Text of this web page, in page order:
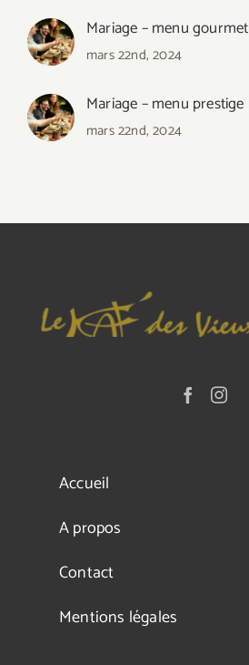
Mariage – menu gourmet
mars 22nd, 2024
Mariage – menu prestige
mars 22nd, 2024
Accueil
A propos
Contact
Mentions légales